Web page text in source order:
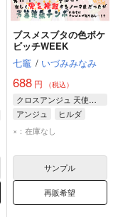
ブスメスブタの色ボケ
ビッチWEEK
七竈 / いづみみなみ
688円 （税込）
クロスアンジュ 天使と竜の輪舞
アンジュ
ヒルダ
×：在庫なし
サンプル
再販希望